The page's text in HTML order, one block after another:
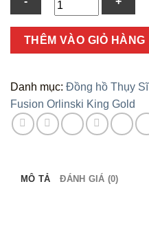
THÊM VÀO GIỎ HÀNG
Danh mục: Đồng hồ Thụy Sĩ
Fusion Orlinski King Gold
MÔ TẢ ĐÁNH GIÁ (0)